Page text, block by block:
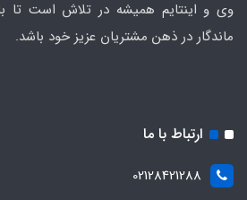
وی و اینتایم همیشه در تلاش است تا
ماندگار در ذهن مشتریان عزیز خود باشد.
ارتباط با ما
02128421288